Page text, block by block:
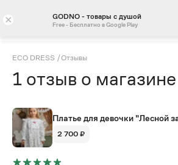
× GODNO - товары с душой
Free - Бесплатно в Google Play
ECO DRESS /Отзывы
1 отзыв о магазине
Платье для девочки "Лесной
2 700 ₽